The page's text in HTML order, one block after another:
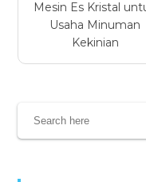
Mesin Es Kristal
Usaha Minuman
Kekinian